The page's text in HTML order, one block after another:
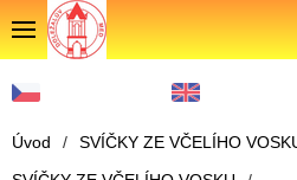
Úvod / SVÍČKY ZE VČELÍHO